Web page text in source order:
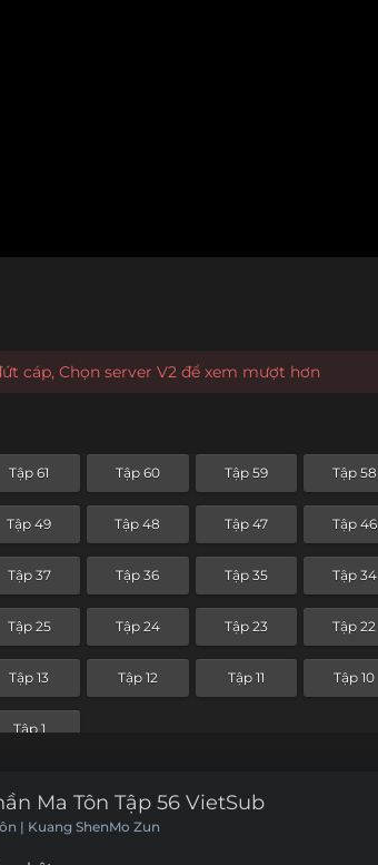
cáp, Chọn server V2 để xem mượt hơn
Tập 61 Tập 60 Tập 59 Tập 58
Tập 49 Tập 48 Tập 47 Tập 46
Tập 37 Tập 36 Tập 35 Tập 34
Tập 25 Tập 24 Tập 23 Tập 22
Tập 13 Tập 12 Tập 11 Tập 10
Tập 1
Ma Tôn Tập 56 VietSub
| Kuang ShenMo Zun